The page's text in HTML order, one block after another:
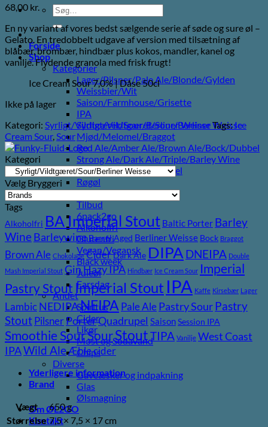
Søg
efter:
Forside
Shop
Kategorier
Lager/Pilsner/Pale Ale/Blonde/Gylden
Weissbier/Wit
Saison/Farmhouse/Grisette
IPA
Syrligt/Vildtgæret/Sour/Berliner Weisse
Mjød/Melomel/Braggot
Red Ale/Amber Ale/Brown Ale/Bock/Dubbel
Strong Ale/Dark Ale/Triple/Barley Wine
Porter/Stouts/Quadrupel
Røgøl
Øl
Tilbud
6pack2go
Alkoholfri
Glutenfri
Vegan/Vegansk
Black week
Juleøl
Farsdag
Andet
Spiritus
Cider
Likør
Most og Sodavand
Chips
Diverse
Gaveæsker og indpakning
Glas
Ølsmagning
Om ØL2GO
Kontakt
68,00 kr.
En ny variant af vores bedst sælgende serie af søde og sure øl –
Gelato. En tredobbelt udgave af version med tilsætning af
blåbær, brombær, hindbær plus kokos, mandler, kanel og
vanilje. Flydende granola med frisk frugt!
Ice Cream Sour 7,0% | Dåse 50cl
Ikke på lager
Kategori: Syrligt/Vildtgæret/Sour/Berliner WeisseTags:Ice
Cream Sour,Sour
Kategori
Vælg Bryggeri
Tags
Alkoholfri BA Imperial Stout Baltic Porter Barley
Wine Barleywine Barrel Aged Berliner Weisse Bock Braggot
Brown Ale Chokolade CiderDark Ale DIPA DNEIPA Double
Mash Imperial Stout GinHazy IPA Hindbær Ice Cream Sour Imperial
Pastry Stout Imperial Stout IPA Kaffe Kirsebær Lager
Lambic NEDIPANEIPA Pale Ale Pastry Sour Pastry
Stout Pilsner PorterQuadrupel SaisonSession IPA
Smoothie SourSourStoutTIPA Vanilje West Coast
IPAWild Ale Æble cider
Yderligere information
Brand
Vægt
650 g
Størrelse 7,5 × 7,5 × 17 cm